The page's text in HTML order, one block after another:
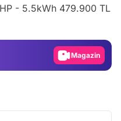
- 5.5kWh 479.900 TL
Video